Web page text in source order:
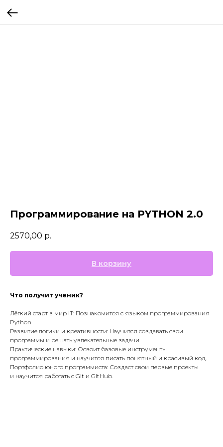
Программирование на PYTHON 2.0
2570,00 р.
В корзину
Что получит ученик?
Лёгкий старт в мир IT: Познакомится с языком программирования
Python
Развитие логики и креативности: Научится создавать свои
программы и решать увлекательные задачи.
Практические навыки: Освоит базовые инструменты
программирования и научится писать понятный и красивый код.
Портфолио юного программиста: Создаст свои первые проекты
и научится работать с Git и GitHub.